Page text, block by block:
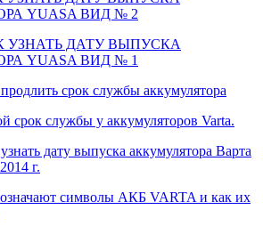
YUASA ВИД № 2
УЗНАТЬ ДАТУ ВЫПУСКА
YUASA ВИД № 1
срок службы аккумулятора
срок службы у аккумуляторов Varta.
дату выпуска аккумулятора Варта
г.
символы АКБ VARTA и как их